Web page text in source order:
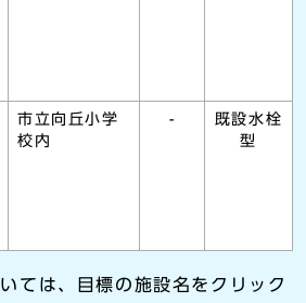
市立向丘小学
校内
-
既設水栓
型
ては、目標の施設名をクリック